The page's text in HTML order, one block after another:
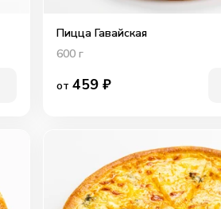
Пицца Гавайская
600г
от 459 ₽